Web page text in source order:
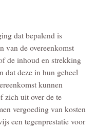
dat bepalend is
van de overeenkomst
de inhoud en strekking
dat deze in hun geheel
kunnen
zich uit over de te
vergoeding van kosten
een tegenprestatie voor